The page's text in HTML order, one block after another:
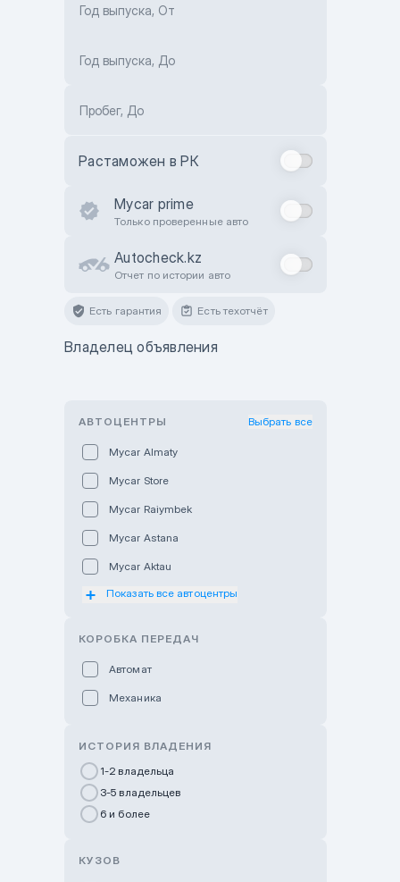
Год выпуска, От
Год выпуска, До
Пробег, До
Растаможен в РК
Mycar prime
Только проверенные авто
Autocheck.kz
Отчет по истории авто
Есть гарантия Есть техотчёт
Владелец объявления
АВТОЦЕНТРЫ Выбрать все
Mycar Almaty
Mycar Store
Mycar Raiymbek
Mycar Astana
Mycar Aktau
Mycar Uralsk
GWM Nurly Zhol
Chery Astana
Показать все автоцентры
КОРОБКА ПЕРЕДАЧ
Автомат
Механика
ИСТОРИЯ ВЛАДЕНИЯ
1-2 владельца
3-5 владельцев
6 и более
КУЗОВ